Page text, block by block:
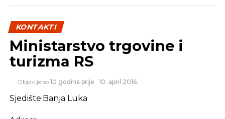
KONTAKTI
Ministarstvo trgovine i
turizma RS
Objavljeno 10 godina prije 10. april 2016.
Sjedište:Banja Luka